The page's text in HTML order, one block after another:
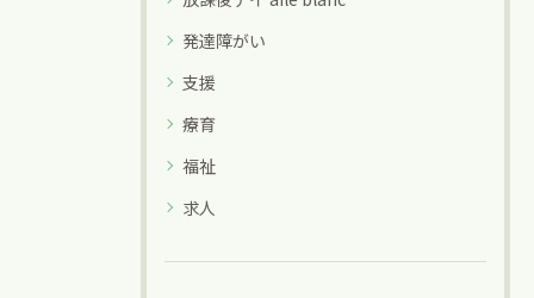
発達障がい
支援
療育
福祉
求人